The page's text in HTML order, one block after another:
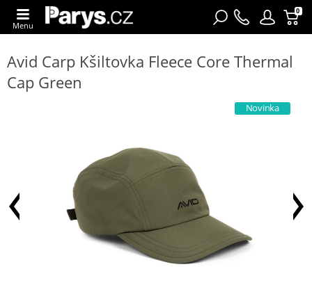
0
Menu
Avid Carp Kšiltovka Fleece Core Thermal
Cap Green
Novinka